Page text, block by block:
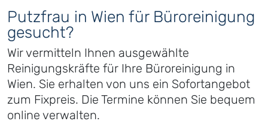
Putzfrau in Wien für Büroreinigung
gesucht?
Wir vermitteln Ihnen ausgewählte
Reinigungskräfte für Ihre Büroreinigung in
Wien. Sie erhalten von uns ein Sofortangebot
zum Fixpreis. Die Termine können Sie bequem
online verwalten.